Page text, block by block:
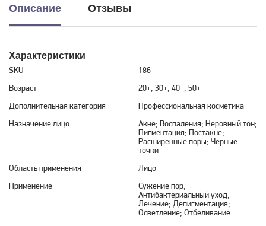
Описание Отзывы
Характеристики
SKU
186
Возраст
20+; 30+; 40+; 50+
Дополнительная категория
Профессиональная косметика
Назначение лицо
Акне; Воспаления; Неровный тон;
Пигментация; Постакне;
Расширенные поры; Черные
точки
Область применения
Лицо
Применение
Сужение пор;
Антибактериальный уход;
Лечение; Депигментация;
Осветление; Отбеливание